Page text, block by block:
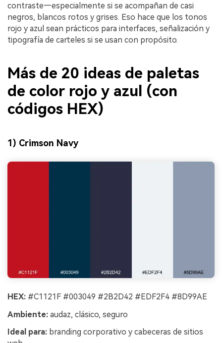
contraste—especialmente si se acompañan de casi
negros, blancos rotos y grises. Eso hace que los tonos
rojo y azul sean prácticos para interfaces, señalización y
tipografía de carteles si se usan con propósito.
Más de 20 ideas de paletas
de color rojo y azul (con
códigos HEX)
1) Crimson Navy
HEX: #C1121F #003049 #2B2D42 #EDF2F4 #8D99AE
Ambiente: audaz, clásico, seguro
Ideal para: branding corporativo y cabeceras de sitios